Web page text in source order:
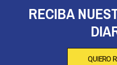
RECIBA
QUIERO